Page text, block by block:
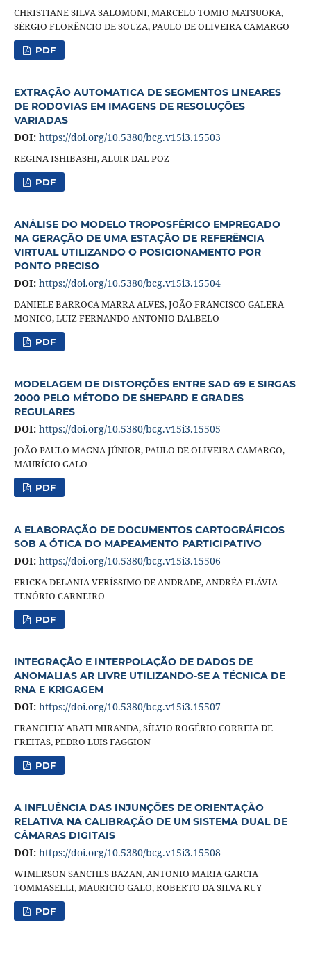
CHRISTIANE SILVA SALOMONI, MARCELO TOMIO MATSUOKA,
SÉRGIO FLORÊNCIO DE SOUZA, PAULO DE OLIVEIRA CAMARGO
PDF
EXTRAÇÃO AUTOMATICA DE SEGMENTOS LINEARES
DE RODOVIAS EM IMAGENS DE RESOLUÇÕES
VARIADAS
DOI: https://doi.org/10.5380/bcg.v15i3.15503
REGINA ISHIBASHI, ALUIR DAL POZ
PDF
ANÁLISE DO MODELO TROPOSFÉRICO EMPREGADO
NA GERAÇÃO DE UMA ESTAÇÃO DE REFERÊNCIA
VIRTUAL UTILIZANDO O POSICIONAMENTO POR
PONTO PRECISO
DOI: https://doi.org/10.5380/bcg.v15i3.15504
DANIELE BARROCA MARRA ALVES, JOÃO FRANCISCO GALERA
MONICO, LUIZ FERNANDO ANTONIO DALBELO
PDF
MODELAGEM DE DISTORÇÕES ENTRE SAD 69 E SIRGAS
2000 PELO MÉTODO DE SHEPARD E GRADES
REGULARES
DOI: https://doi.org/10.5380/bcg.v15i3.15505
JOÃO PAULO MAGNA JÚNIOR, PAULO DE OLIVEIRA CAMARGO,
MAURÍCIO GALO
PDF
A ELABORAÇÃO DE DOCUMENTOS CARTOGRÁFICOS
SOB A ÓTICA DO MAPEAMENTO PARTICIPATIVO
DOI: https://doi.org/10.5380/bcg.v15i3.15506
ERICKA DELANIA VERÍSSIMO DE ANDRADE, ANDRÉA FLÁVIA
TENÓRIO CARNEIRO
PDF
INTEGRAÇÃO E INTERPOLAÇÃO DE DADOS DE
ANOMALIAS AR LIVRE UTILIZANDO-SE A TÉCNICA DE
RNA E KRIGAGEM
DOI: https://doi.org/10.5380/bcg.v15i3.15507
FRANCIELY ABATI MIRANDA, SÍLVIO ROGÉRIO CORREIA DE
FREITAS, PEDRO LUIS FAGGION
PDF
A INFLUÊNCIA DAS INJUNÇÕES DE ORIENTAÇÃO
RELATIVA NA CALIBRAÇÃO DE UM SISTEMA DUAL DE
CÂMARAS DIGITAIS
DOI: https://doi.org/10.5380/bcg.v15i3.15508
WIMERSON SANCHES BAZAN, ANTONIO MARIA GARCIA
TOMMASELLI, MAURICIO GALO, ROBERTO DA SILVA RUY
PDF